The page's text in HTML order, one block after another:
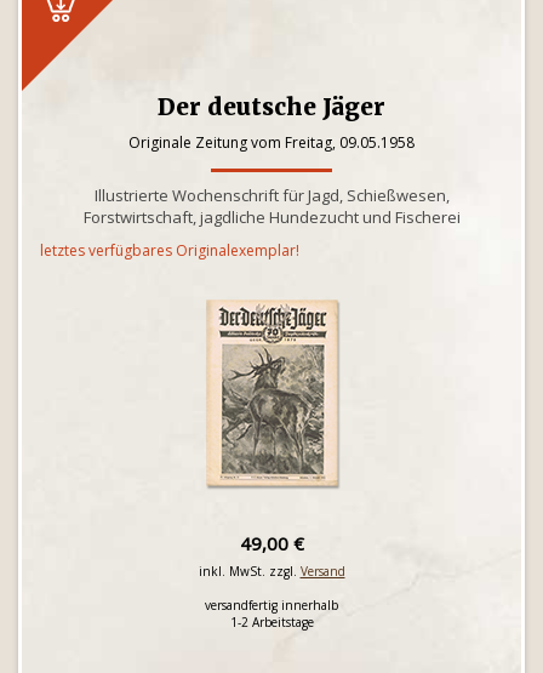
Der deutsche Jäger
Originale Zeitung vom Freitag, 09.05.1958
Illustrierte Wochenschrift für Jagd, Schießwesen,
Forstwirtschaft, jagdliche Hundezucht und Fischerei
letztes verfügbares Originalexemplar!
49,00 €
inkl. MwSt. zzgl. Versand
versandfertig innerhalb
1-2 Arbeitstage